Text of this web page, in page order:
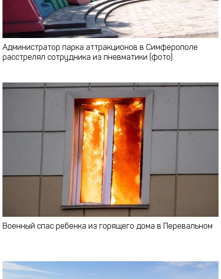
Администратор парка аттракционов в Симферополе
расстрелял сотрудника из пневматики (фото)
Военный спас ребенка из горящего дома в Перевальном